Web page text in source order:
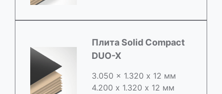
Плита Solid Compact
DUO-X
3.050 x 1.320 х 12 мм
4.200 x 1.320 х 12 мм